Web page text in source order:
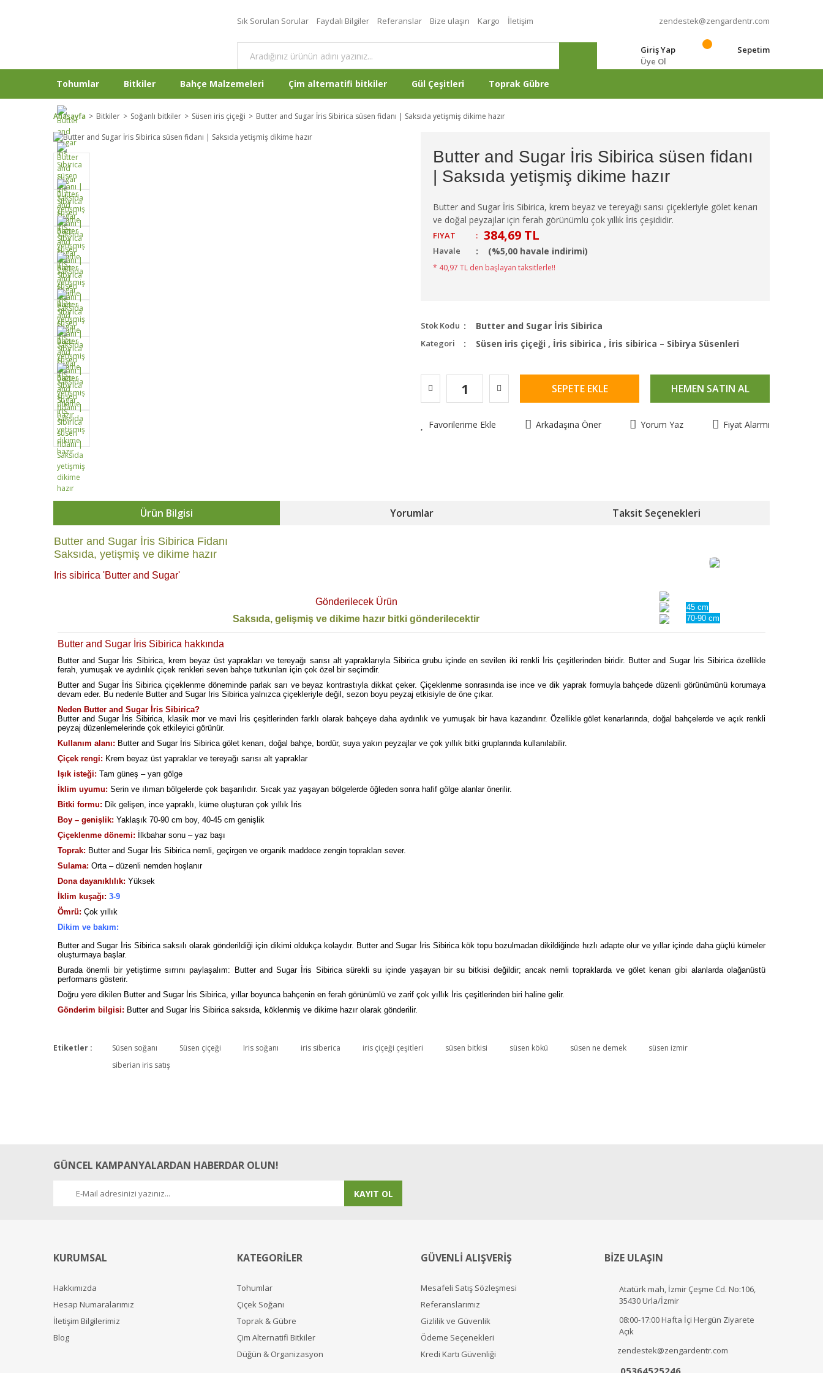
Sık Sorulan Sorular Faydalı Bilgiler Referanslar Bize ulaşın Kargo İletişim zendestek@zengardentr.com
Giriş Yap
Üye Ol
Sepetim
Tohumlar Bitkiler Bahçe Malzemeleri Çim alternatifi bitkiler Gül Çeşitleri Toprak Gübre
Anasayfa Bitkiler Soğanlı bitkiler Süsen iris çiçeği Butter and Sugar İris Sibirica süsen fidanı | Saksıda yetişmiş dikime hazır
Butter and Sugar İris Sibirica süsen fidanı
| Saksıda yetişmiş dikime hazır
Butter and Sugar İris Sibirica, krem beyaz ve tereyağı sarısı çiçekleriyle gölet kenarı
ve doğal peyzajlar için ferah görünümlü çok yıllık İris çeşididir.
FIYAT : 384,69 TL
Havale (%5,00 havale indirimi)
* 40,97 TL den başlayan taksitlerle!!
Stok Kodu Butter and Sugar İris Sibirica
Kategori Süsen iris çiçeği , İris sibirica , İris sibirica – Sibirya Süsenleri
SEPETE EKLE HEMEN SATIN AL
Favorilerime Ekle Arkadaşına Öner Yorum Yaz Fiyat Alarmı
Ürün Bilgisi Yorumlar Taksit Seçenekleri
Butter and Sugar İris Sibirica Fidanı
Saksıda, yetişmiş ve dikime hazır
Iris sibirica 'Butter and Sugar'
Gönderilecek Ürün
45 cm
Saksıda, gelişmiş ve dikime hazır bitki gönderilecektir 70-90 cm
Butter and Sugar İris Sibirica hakkında
Butter and Sugar İris Sibirica, krem beyaz üst yaprakları ve tereyağı sarısı alt yapraklarıyla Sibirica grubu içinde en sevilen iki renkli İris çeşitlerinden biridir. Butter and Sugar İris Sibirica özellikle
ferah, yumuşak ve aydınlık çiçek renkleri seven bahçe tutkunları için çok özel bir seçimdir.
Butter and Sugar İris Sibirica çiçeklenme döneminde parlak sarı ve beyaz kontrastıyla dikkat çeker. Çiçeklenme sonrasında ise ince ve dik yaprak formuyla bahçede düzenli görünümünü korumaya
devam eder. Bu nedenle Butter and Sugar İris Sibirica yalnızca çiçekleriyle değil, sezon boyu peyzaj etkisiyle de öne çıkar.
Neden Butter and Sugar İris Sibirica?
Butter and Sugar İris Sibirica, klasik mor ve mavi İris çeşitlerinden farklı olarak bahçeye daha aydınlık ve yumuşak bir hava kazandırır. Özellikle gölet kenarlarında, doğal bahçelerde ve açık renkli
peyzaj düzenlemelerinde çok etkileyici görünür.
Kullanım alanı: Butter and Sugar İris Sibirica gölet kenarı, doğal bahçe, bordür, suya yakın peyzajlar ve çok yıllık bitki gruplarında kullanılabilir.
Çiçek rengi: Krem beyaz üst yapraklar ve tereyağı sarısı alt yapraklar
Işık isteği: Tam güneş – yarı gölge
İklim uyumu: Serin ve ılıman bölgelerde çok başarılıdır. Sıcak yaz yaşayan bölgelerde öğleden sonra hafif gölge alanlar önerilir.
Bitki formu: Dik gelişen, ince yapraklı, küme oluşturan çok yıllık İris
Boy – genişlik: Yaklaşık 70-90 cm boy, 40-45 cm genişlik
Çiçeklenme dönemi: İlkbahar sonu – yaz başı
Toprak: Butter and Sugar İris Sibirica nemli, geçirgen ve organik maddece zengin toprakları sever.
Sulama: Orta – düzenli nemden hoşlanır
Dona dayanıklılık: Yüksek
İklim kuşağı: 3-9
Ömrü: Çok yıllık
Dikim ve bakım:
Butter and Sugar İris Sibirica saksılı olarak gönderildiği için dikimi oldukça kolaydır. Butter and Sugar İris Sibirica kök topu bozulmadan dikildiğinde hızlı adapte olur ve yıllar içinde daha güçlü kümeler
oluşturmaya başlar.
Burada önemli bir yetiştirme sırrını paylaşalım: Butter and Sugar İris Sibirica sürekli su içinde yaşayan bir su bitkisi değildir; ancak nemli topraklarda ve gölet kenarı gibi alanlarda olağanüstü
performans gösterir.
Doğru yere dikilen Butter and Sugar İris Sibirica, yıllar boyunca bahçenin en ferah görünümlü ve zarif çok yıllık İris çeşitlerinden biri haline gelir.
Gönderim bilgisi: Butter and Sugar İris Sibirica saksıda, köklenmiş ve dikime hazır olarak gönderilir.
Etiketler : Süsen soğanı Süsen çiçeği Iris soğanı iris siberica iris çiçeği çeşitleri süsen bitkisi süsen kökü süsen ne demek
süsen izmir
siberian iris satış
GÜNCEL KAMPANYALARDAN HABERDAR OLUN!
KAYIT OL
KURUMSAL
Hakkımızda
Hesap Numaralarımız
İletişim Bilgilerimiz
Blog
KATEGORİLER
Tohumlar
Çiçek Soğanı
Toprak & Gübre
Çim Alternatifi Bitkiler
Düğün & Organizasyon
GÜVENLİ ALIŞVERİŞ
Mesafeli Satış Sözleşmesi
Referanslarımız
Gizlilik ve Güvenlik
Ödeme Seçenekleri
Kredi Kartı Güvenliği
BİZE ULAŞIN
Atatürk mah, İzmir Çeşme Cd. No:106,
35430 Urla/İzmir
08:00-17:00 Hafta İçi Hergün Ziyarete
Açık
zendestek@zengardentr.com
05364525246